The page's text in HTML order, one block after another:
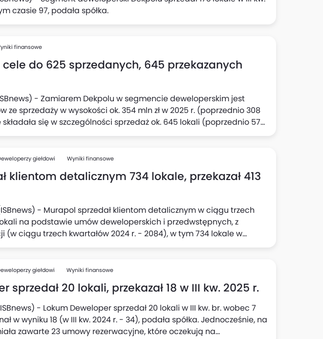
czasie 97, podała spółka.
finansowe
cele do 625 sprzedanych, 645 przekazanych
- Zamiarem Dekpolu w segmencie deweloperskim jest
ze sprzedaży w wysokości ok. 354 mln zł w 2025 r. (poprzednio 308
składała się w szczególności sprzedaż ok. 645 lokali (poprzednio 570
finansowym, natomiast aktualny cel w odniesieniu do
510 lokali), podała spółka.
giełdowi Wyniki finansowe
klientom detalicznym 734 lokale, przekazał 413
- Murapol sprzedał klientom detalicznym w ciągu trzech
lokali na podstawie umów deweloperskich i przedwstępnych, z
(w ciągu trzech kwartałów 2024 r. - 2084), w tym 734 lokale w
692 rok wcześniej. Ponadto, na koniec okresu Grupa posiadała
detalicznych za trzy kwartały 2025 r. wyniosła 2237 - umowy
oraz opłacone umowy rezerwacyjne, po wyeliminowaniu
2024 r. - 2234), podała spółka.
giełdowi Wyniki finansowe
sprzedał 20 lokali, przekazał 18 w III kw. 2025 r.
- Lokum Deweloper sprzedał 20 lokali w III kw. br. wobec 7
w wyniku 18 (w III kw. 2024 r. - 34), podała spółka. Jednocześnie, na
zawarte 23 umowy rezerwacyjne, które oczekują na